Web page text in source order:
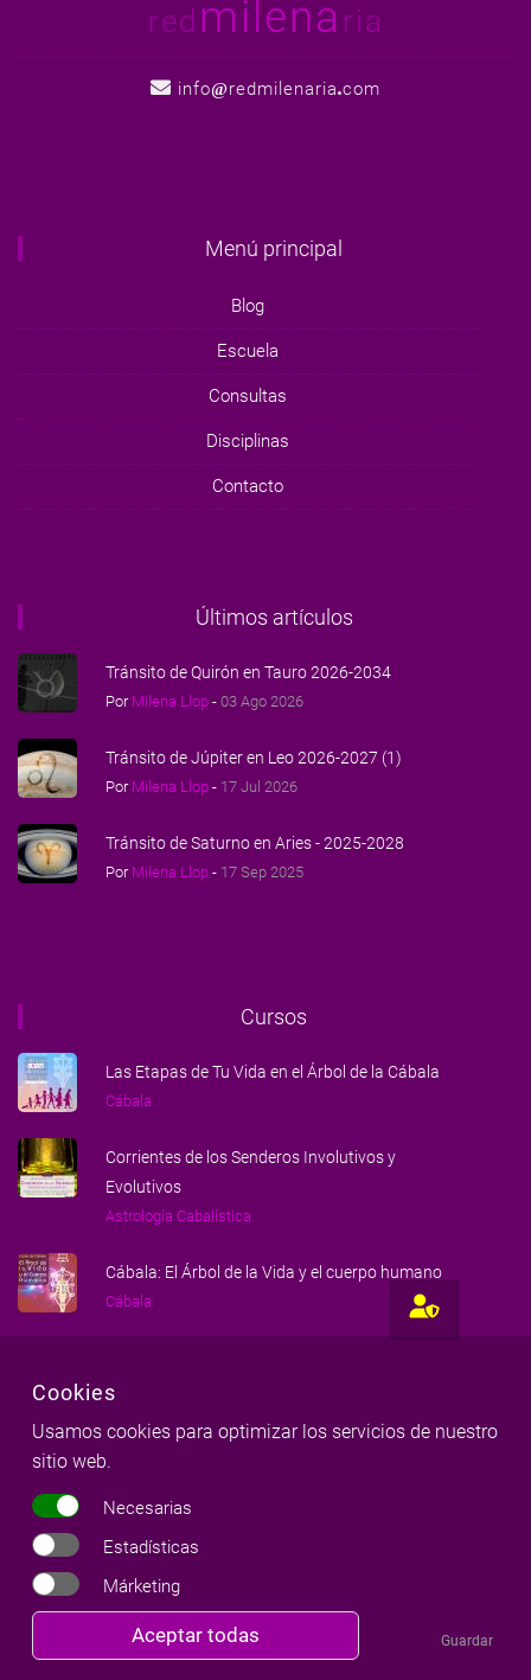
red milena ria
info redmilenaria com
Menú principal
Blog
Escuela
Consultas
Disciplinas
Contacto
Últimos artículos
Tránsito de Quirón en Tauro 2026-2034
Por Milena Llop - 03 Ago 2026
Tránsito de Júpiter en Leo 2026-2027 (1)
Por Milena Llop - 17 Jul 2026
Tránsito de Saturno en Aries - 2025-2028
Por Milena Llop - 17 Sep 2025
Cursos
Las Etapas de Tu Vida en el Árbol de la Cábala
Cábala
Corrientes de los Senderos Involutivos y
Evolutivos
Astrología Cabalística
Cábala: El Árbol de la Vida y el cuerpo humano
Cábala
Hecho con amor para gente amorosa
Milena Llop & Red Milenaria
© Todos los derechos reservados
Cookies
Usamos cookies para optimizar los servicios de nuestro
sitio web.
Necesarias
Estadísticas
Márketing
Aceptar todas Guardar